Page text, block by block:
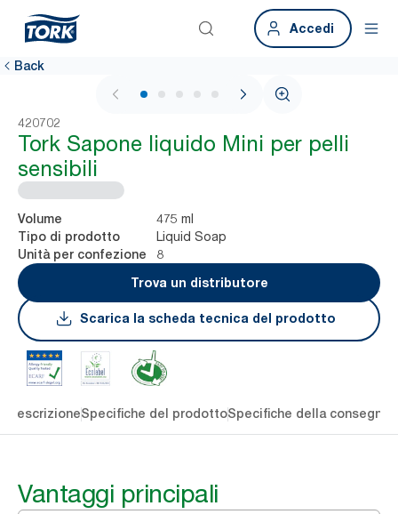
Accedi
Back
1 / 6
420702
Tork Sapone liquido Mini per pelli
sensibili
Volume 475 ml
Tipo di prodotto Liquid Soap
Unità per confezione
8
Trova un distributore
Scarica la scheda tecnica del prodotto
DescrizioneSpecifiche del prodottoSpecifiche della consegna
Vantaggi principali